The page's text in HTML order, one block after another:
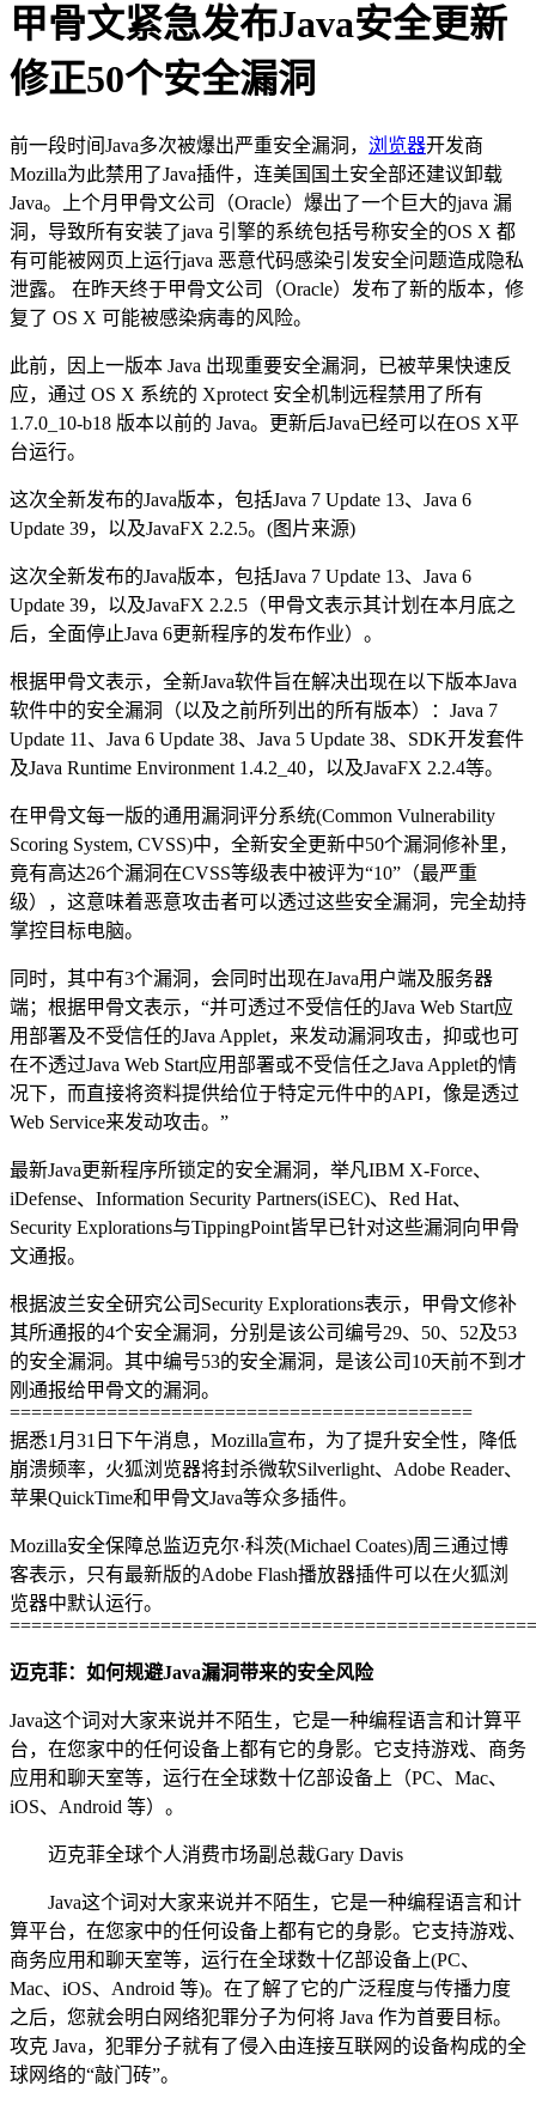
甲骨文紧急发布Java安全更新
修正50个安全漏洞
前一段时间Java多次被爆出严重安全漏洞， 浏览器开发商
Mozilla为此禁用了Java插件，连美国国土安全部还建议卸载
Java。上个月甲骨文公司（Oracle）爆出了一个巨大的java 漏
洞，导致所有安装了java 引擎的系统包括号称安全的OS X 都
有可能被网页上运行java 恶意代码感染引发安全问题造成隐私
泄露。 在昨天终于甲骨文公司（Oracle）发布了新的版本，修
复了 OS X 可能被感染病毒的风险。
此前，因上一版本 Java 出现重要安全漏洞，已被苹果快速反
应，通过 OS X 系统的 Xprotect 安全机制远程禁用了所有
1.7.0_10-b18 版本以前的 Java。更新后Java已经可以在OS X平
台运行。
这次全新发布的Java版本，包括Java 7 Update 13、Java 6
Update 39，以及JavaFX 2.2.5。(图片来源)
这次全新发布的Java版本，包括Java 7 Update 13、Java 6
Update 39，以及JavaFX 2.2.5（甲骨文表示其计划在本月底之
后，全面停止Java 6更新程序的发布作业）。
根据甲骨文表示，全新Java软件旨在解决出现在以下版本Java
软件中的安全漏洞（以及之前所列出的所有版本）：Java 7
Update 11、Java 6 Update 38、Java 5 Update 38、SDK开发套件
及Java Runtime Environment 1.4.2_40，以及JavaFX 2.2.4等。
在甲骨文每一版的通用漏洞评分系统(Common Vulnerability
Scoring System, CVSS)中，全新安全更新中50个漏洞修补里，
竟有高达26个漏洞在CVSS等级表中被评为“10”（最严重
级），这意味着恶意攻击者可以透过这些安全漏洞，完全劫持
掌控目标电脑。
同时，其中有3个漏洞，会同时出现在Java用户端及服务器
端；根据甲骨文表示，“并可透过不受信任的Java Web Start应
用部署及不受信任的Java Applet，来发动漏洞攻击，抑或也可
在不透过Java Web Start应用部署或不受信任之Java Applet的情
况下，而直接将资料提供给位于特定元件中的API，像是透过
Web Service来发动攻击。”
最新Java更新程序所锁定的安全漏洞，举凡IBM X-Force、
iDefense、Information Security Partners(iSEC)、Red Hat、
Security Explorations与TippingPoint皆早已针对这些漏洞向甲骨
文通报。
根据波兰安全研究公司Security Explorations表示，甲骨文修补
其所通报的4个安全漏洞，分别是该公司编号29、50、52及53
的安全漏洞。其中编号53的安全漏洞，是该公司10天前不到才
刚通报给甲骨文的漏洞。
===========================================
据悉1月31日下午消息，Mozilla宣布，为了提升安全性，降低
崩溃频率，火狐浏览器将封杀微软Silverlight、Adobe Reader、
苹果QuickTime和甲骨文Java等众多插件。
Mozilla安全保障总监迈克尔·科茨(Michael Coates)周三通过博
客表示，只有最新版的Adobe Flash播放器插件可以在火狐浏
览器中默认运行。
迈克菲：如何规避Java漏洞带来的安全风险
Java这个词对大家来说并不陌生，它是一种编程语言和计算平
台，在您家中的任何设备上都有它的身影。它支持游戏、商务
应用和聊天室等，运行在全球数十亿部设备上（PC、Mac、
iOS、Android 等）。
迈克菲全球个人消费市场副总裁Gary Davis
Java这个词对大家来说并不陌生，它是一种编程语言和计
算平台，在您家中的任何设备上都有它的身影。它支持游戏、
商务应用和聊天室等，运行在全球数十亿部设备上(PC、
Mac、iOS、Android 等)。在了解了它的广泛程度与传播力度
之后，您就会明白网络犯罪分子为何将 Java 作为首要目标。
攻克 Java，犯罪分子就有了侵入由连接互联网的设备构成的全
球网络的“敲门砖”。